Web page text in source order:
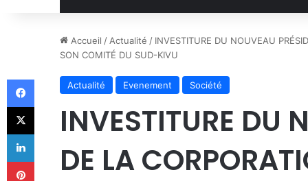
Accueil / Actualité / INVESTITURE DU NOUVEAU
SON COMITÉ DU SUD-KIVU
Actualité Evenement Société
INVESTITURE DU
DE LA
Facebook
Linkedin